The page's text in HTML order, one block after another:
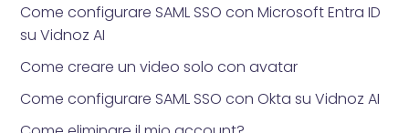
Come configurare SAML SSO con Microsoft Entra ID
su Vidnoz AI
Come creare un video solo con avatar
Come configurare SAML SSO con Okta su Vidnoz AI